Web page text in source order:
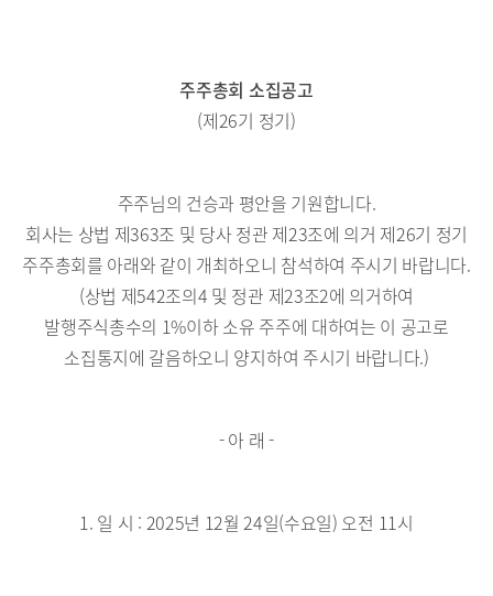
주주총회 소집공고
(제26기 정기)
주주님의 건승과 평안을 기원합니다.
회사는 상법 제363조 및 당사 정관 제23조에 의거 제26기 정기
주주총회를 아래와 같이 개최하오니 참석하여 주시기 바랍니다.
(상법 제542조의4 및 정관 제23조2에 의거하여
발행주식총수의 1%이하 소유 주주에 대하여는 이 공고로
소집통지에 갈음하오니 양지하여 주시기 바랍니다.)
- 아 래 -
1. 일 시 : 2025년 12월 24일(수요일) 오전 11시